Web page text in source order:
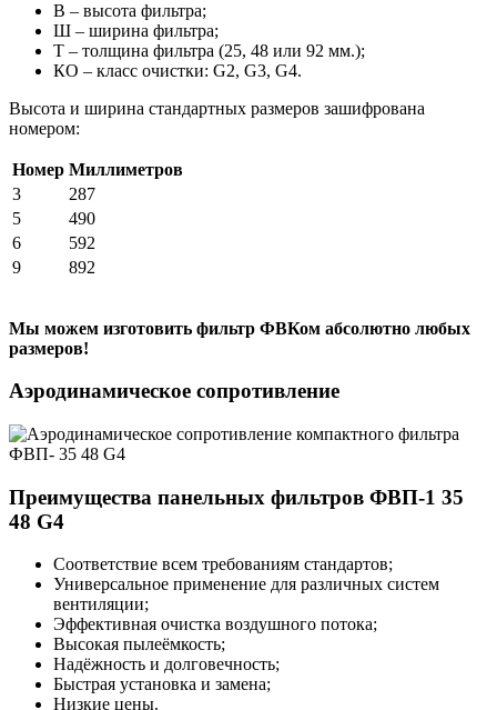
В – высота фильтра;
Ш – ширина фильтра;
Т – толщина фильтра (25, 48 или 92 мм.);
КО – класс очистки: G2, G3, G4.
Высота и ширина стандартных размеров зашифрована
номером:
Номер Миллиметров
3
287
5
490
6
592
9
892
Мы можем изготовить фильтр ФВКом абсолютно любых
размеров!
Аэродинамическое сопротивление
Преимущества панельных фильтров ФВП-1 35
48 G4
Соответствие всем требованиям стандартов;
Универсальное применение для различных систем
вентиляции;
Эффективная очистка воздушного потока;
Высокая пылеёмкость;
Надёжность и долговечность;
Быстрая установка и замена;
Низкие цены.